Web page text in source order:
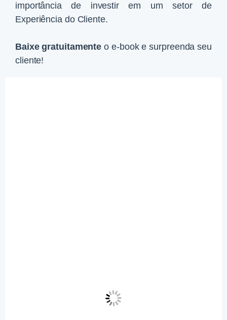
importância de investir em um setor de
Experiência do Cliente.
Baixe gratuitamente o e-book e surpreenda seu
cliente!